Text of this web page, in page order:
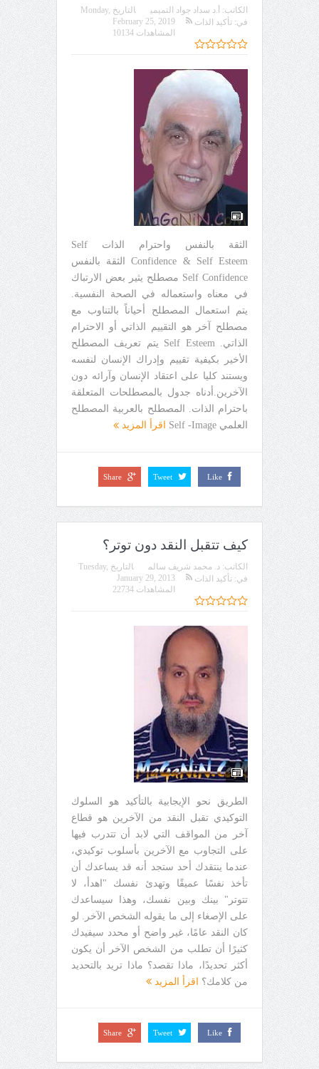
الكاتب: أ.د سداد جواد التميمي التاريخ Monday,
February 25, 2019
في: تأكيد الذات
المشاهدات 10134
الثقة بالنفس واحترام الذات Self
Confidence & Self Esteem الثقة بالنفس
Self Confidence مصطلح يثير بعض الارتباك
في معناه واستعماله في الصحة النفسية.
يتم استعمال المصطلح أحياناً بالتناوب مع
مصطلح آخر هو التقييم الذاتي أو الاحترام
الذاتي. Self Esteem يتم تعريف المصطلح
الأخير بكيفية تقييم وإدراك الإنسان لنفسه
ويستند كليا على اعتقاد الإنسان وآرائه دون
الآخرين.أدناه جدول بالمصطلحات المتعلقة
باحترام الذات. المصطلح بالعربية المصطلح
العلمي Self -Image
اقرأ المزيد
Like
Tweet
Share
كيف تتقبل النقد دون توتر؟
الكاتب: د. محمد شريف سالم التاريخ Tuesday,
January 29, 2013
في: تأكيد الذات
المشاهدات 22734
الطريق نحو الإيجابية بالتأكيد هو السلوك
التوكيدي تقبل النقد من الآخرين هو قطاع
آخر من المواقف التي لابد أن تتدرب فيها
على التجاوب مع الآخرين بأسلوب توكيدي،
عندما ينتقدك أحد ستجد أنه قد يساعدك أن
تأخذ نفسًا عميقًا وتهدئ نفسك "اهدأ، لا
تتوتر" بينك وبين نفسك، وهذا سيساعدك
على الإصغاء إلى ما يقوله الشخص الآخر. لو
كان النقد عامًا، غير واضح أو محدد سيفيدك
كثيرًا أن تطلب من الشخص الآخر أن يكون
أكثر تحديدًا، ماذا تقصد؟ ماذا تريد بالتحديد
من كلامك؟ اقرأ المزيد
Like
Tweet
Share